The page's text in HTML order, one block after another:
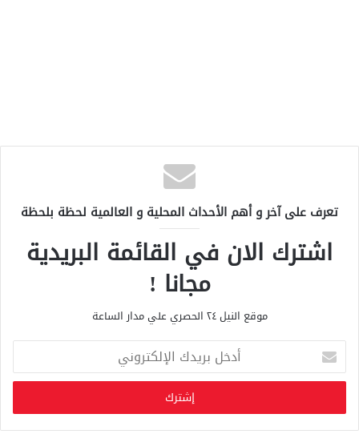
تعرف على آخر و أهم الأحداث المحلية و العالمية لحظة بلحظة
اشترك الان في القائمة البريدية
مجانا !
موقع النيل ٢٤ الحصري علي مدار الساعة
خ
ب
ر